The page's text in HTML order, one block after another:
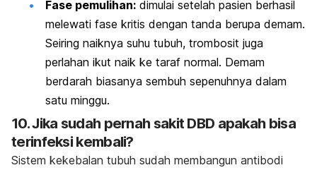
Fase pemulihan: dimulai setelah pasien berhasil
melewati fase kritis dengan tanda berupa demam.
Seiring naiknya suhu tubuh, trombosit juga
perlahan ikut naik ke taraf normal. Demam
berdarah biasanya sembuh sepenuhnya dalam
satu minggu.
10. Jika sudah pernah sakit DBD apakah bisa
terinfeksi kembali?
Sistem kekebalan tubuh sudah membangun antibodi